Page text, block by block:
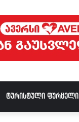
ტურისტული ფურცელი